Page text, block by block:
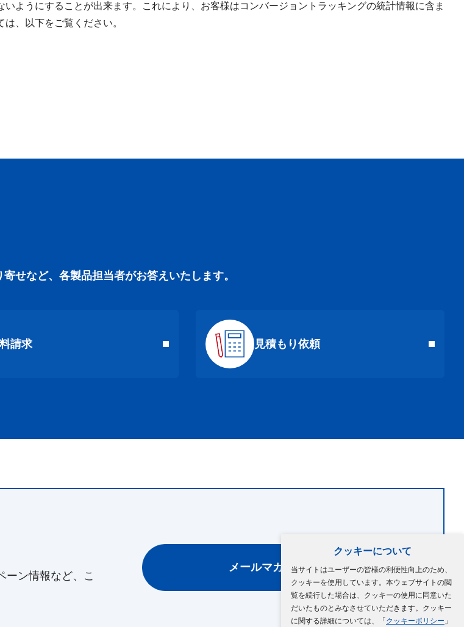
クッキーについて
当サイトはユーザーの皆様の利便性向上のため、
クッキーを使用しています。本ウェブサイトの閲
覧を続行した場合は、クッキーの使用に同意いた
だいたものとみなさせていただきます。クッキー
に関する詳細については、「 クッキーポリシー 」
ようにすることが出来ます。これにより、お客様はコンバージョントラッキングの統計情報に含ま
、以下をご覧ください。
せなど、各製品担当者がお答えいたします。
請求 見積もり依頼
ーン情報など、こ
メールマガジン登録